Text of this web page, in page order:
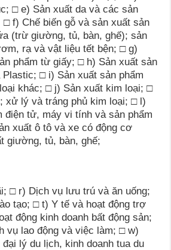
□ e) Sản xuất da và các sản
□ f) Chế biến gỗ và sản xuất sản
(trừ giường, tủ, bàn, ghế); sản
rạ và vật liệu tết bện; □ g)
phẩm từ giấy; □ h) Sản xuất sản
□ i) Sản xuất sản phẩm
khác; □ j) Sản xuất kim loại; □
xử lý và tráng phủ kim loại; □ l)
điện tử, máy vi tính và sản phẩm
xuất ô tô và xe có động cơ
giường, tủ, bàn, ghế;
□ r) Dịch vụ lưu trú và ăn uống;
tạo; □ t) Y tế và hoạt động trợ
động kinh doanh bất động sản;
vụ lao động và việc làm; □ w)
lý du lịch, kinh doanh tua du